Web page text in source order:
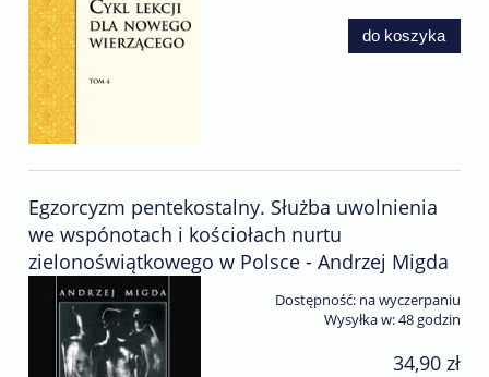
do koszyka
Egzorcyzm pentekostalny. Służba uwolnienia
we wspónotach i kościołach nurtu
zielonoświątkowego w Polsce - Andrzej Migda
Dostępność: na wyczerpaniu
Wysyłka w:48 godzin
34,90 zł